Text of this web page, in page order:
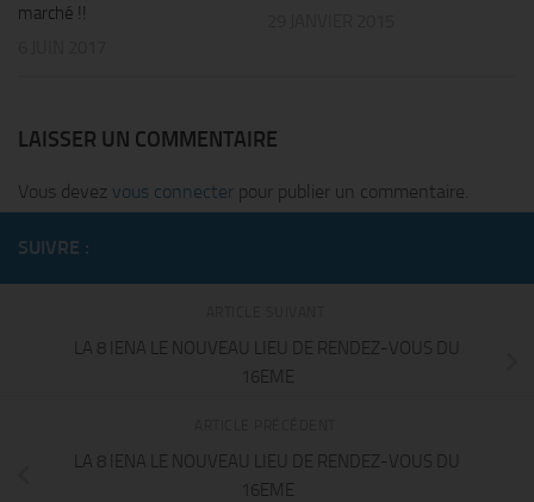
marché !!
LAISSER UN COMMENTAIRE
Vous devez vous connecter pour publier un commentaire.
SUIVRE :
LA 8 IENA LE NOUVEAU LIEU DE RENDEZ-VOUS DU
16EME
LA 8 IENA LE NOUVEAU LIEU DE RENDEZ-VOUS DU
16EME